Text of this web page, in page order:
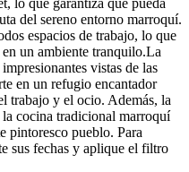
lo que garantiza que pueda
del sereno entorno marroquí.
espacios de trabajo, lo que
en un ambiente tranquilo.La
vistas de las
en un refugio encantador
trabajo y el ocio. Además, la
cocina tradicional marroquí
pintoresco pueblo. Para
sus fechas y aplique el filtro